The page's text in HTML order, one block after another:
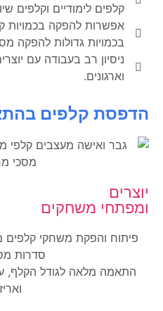
קלפים לימודיים וקלפים
אפשרות להפקה בכמויות
בכמויות גדולות להפקה
ניסיון רב בעבודה עם
וארגונים.
הדפסת קלפים
יוצרים
ומפתחי משחקים
פיתוח והפקת משחקי קלפים
סדרות
התאמה מלאה לגודל הקלף,